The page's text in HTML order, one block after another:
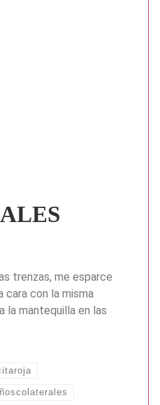
trenzas, me esparce
con la misma
la mantequilla en las